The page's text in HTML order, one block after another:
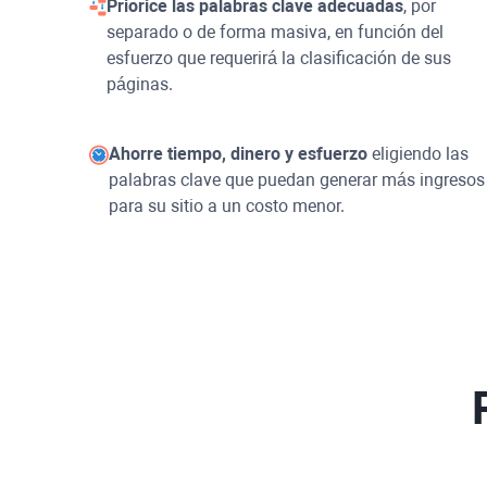
Priorice las palabras clave adecuadas, por
separado o de forma masiva, en función del
esfuerzo que requerirá la clasificación de sus
páginas.
Ahorre tiempo, dinero y esfuerzo eligiendo las
palabras clave que puedan generar más ingresos
para su sitio a un costo menor.